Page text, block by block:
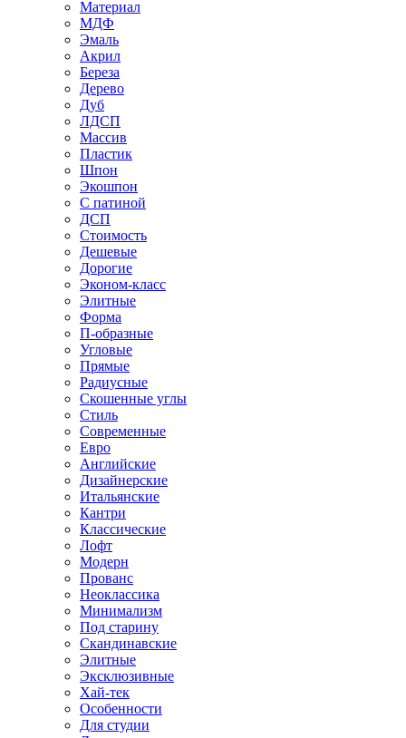
Материал
МДФ
Эмаль
Акрил
Береза
Дерево
Дуб
ЛДСП
Массив
Пластик
Шпон
Экошпон
С патиной
ДСП
Стоимость
Дешевые
Дорогие
Эконом-класс
Элитные
Форма
П-образные
Угловые
Прямые
Радиусные
Скошенные углы
Стиль
Современные
Евро
Английские
Дизайнерские
Итальянские
Кантри
Классические
Лофт
Модерн
Прованс
Неоклассика
Минимализм
Под старину
Скандинавские
Элитные
Эксклюзивные
Хай-тек
Особенности
Для студии